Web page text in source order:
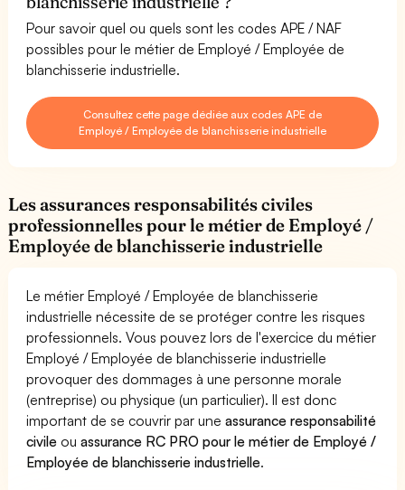
Pour savoir quel ou quels sont les codes APE / NAF
possibles pour le métier de Employé / Employée de
blanchisserie industrielle.
Consultez cette page dédiée aux codes APE de
Employé / Employée de blanchisserie industrielle
Les assurances responsabilités civiles
professionnelles pour le métier de Employé /
Employée de blanchisserie industrielle
Le métier Employé / Employée de blanchisserie
industrielle nécessite de se protéger contre les risques
professionnels. Vous pouvez lors de l'exercice du métier
Employé / Employée de blanchisserie industrielle
provoquer des dommages à une personne morale
(entreprise) ou physique (un particulier). Il est donc
important de se couvrir par uneassurance responsabilité
civile ouassurance RC PRO pour le métier de Employé /
Employée de blanchisserie industrielle.